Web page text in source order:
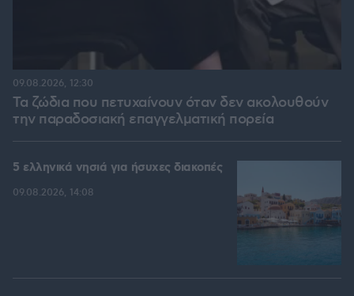
Τα ζώδια που πετυχαίνουν όταν δεν ακολουθούν
την παραδοσιακή επαγγελματική πορεία
09.08.2026, 12:30
5 ελληνικά νησιά για ήσυχες διακοπές
09.08.2026, 14:08